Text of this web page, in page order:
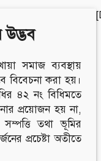
with us
Team
উদ্ভব
সমাজ ব্যবস্থায়
বিবেচনা করা হয়।
৪২ নং বিধিমতে
প্রয়োজন হয় না,
তথা ভূমির
প্রচেষ্টা অতীতে